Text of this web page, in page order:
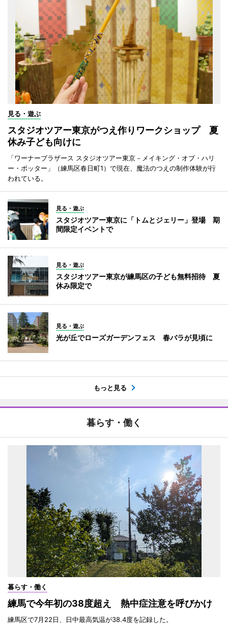
見る・遊ぶ
スタジオツアー東京がつえ作りワークショップ 夏
休み子ども向けに
「ワーナーブラザース スタジオツアー東京－メイキング・オブ・ハリ
ー・ポッター」（練馬区春日町1）で現在、魔法のつえの制作体験が行
われている。
見る・遊ぶ
スタジオツアー東京に「トムとジェリー」登場 期
間限定イベントで
見る・遊ぶ
スタジオツアー東京が練馬区の子ども無料招待 夏
休み限定で
見る・遊ぶ
光が丘でローズガーデンフェス 春バラが見頃に
もっと見る
暮らす・働く
暮らす・働く
練馬で今年初の38度超え 熱中症注意を呼びかけ
練馬区で7月22日、日中最高気温が38.4度を記録した。